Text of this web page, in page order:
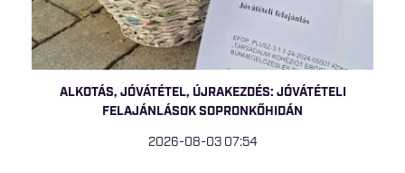
ALKOTÁS, JÓVÁTÉTEL, ÚJRAKEZDÉS: JÓVÁTÉTELI
FELAJÁNLÁSOK SOPRONKŐHIDÁN
2026-08-03 07:54